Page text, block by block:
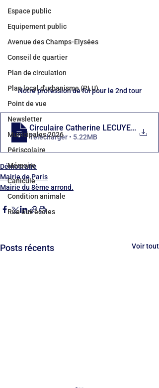
Espace public
Equipement public
Avenue des Champs-Elysées
Conseil de quartier
Plan de circulation
Plan local d'urbanisme (PLU)
Point de vue
Newsletter
Municipales 2026
Périscolaire
Mémoire
Canicule
Condition animale
Rue aux écoles
Notre profession de foi pour le 2nd tour
Circulaire Catherine LECUYER 2
Télécharger • 5.22MB
Démocratie
Mairie de Paris
Mairie du 8ème arrond.
Posts récents Voir tout